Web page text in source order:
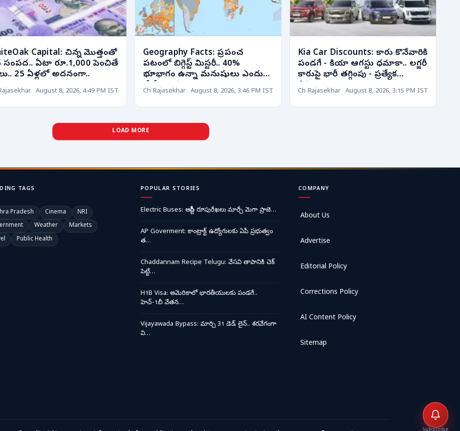
Capital: చిన్న మొత్తంతో
సంపద.. ఏటా రూ.1,000 పెంచితే
25 ఏళ్లలో అదనంగా..
August 8, 2026, 4:49 PM IST
Geography Facts: ప్రపంచ
పటంలో బిగ్గెస్ట్ మిస్టరీ.. 40%
భూభాగం ఉన్నా మనుషులు ఎందుకు
లేరో తెలుసా?
Ch Rajasekhar August 8, 2026, 3:46 PM IST
Kia Car Discounts: కారు కొనేవారికి
పండగే - కియా ఆగస్టు ధమాకా.. లగ్జరీ
కారుపై భారీ తగ్గింపు - ప్రత్యేక
డిస్కౌంట్లు!
Ch Rajasekhar August 8, 2026, 3:15 PM IST
LOAD MORE
TAGS
Pradesh Cinema
NRI
Weather
Markets
Public Health
POPULAR STORIES
Electric Buses: ఆర్టీసీ రూపురేఖలు మార్చే మెగా ప్రాజె…
AP Goverment: కాంట్రాక్ట్ ఉద్యోగులకు ఏపీ ప్రభుత్వం
త…
Chaddannam Recipe Telugu: వేసవి తాపానికి చెక్
పెట్టే…
H1B Visa: అమెరికాలో భారతీయులకు పండగే..
హెచ్-1బీ వేతన…
Vijayawada Bypass: మార్చి 31 డెడ్ లైన్.. శరవేగంగా
వి…
COMPANY
About Us
Advertise
Editorial Policy
Corrections Policy
AI Content Policy
Sitemap